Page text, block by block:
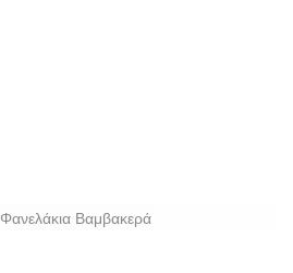
Φανελάκια Βαμβακερά